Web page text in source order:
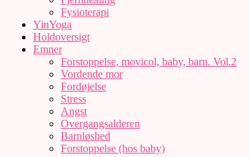
Fysioterapi
YinYoga
Holdoversigt
Emner
Forstoppelse, movicol, baby, barn. Vol.2
Vordende mor
Fordøjelse
Stress
Angst
Overgangsalderen
Barnløshed
Forstoppelse (hos baby)